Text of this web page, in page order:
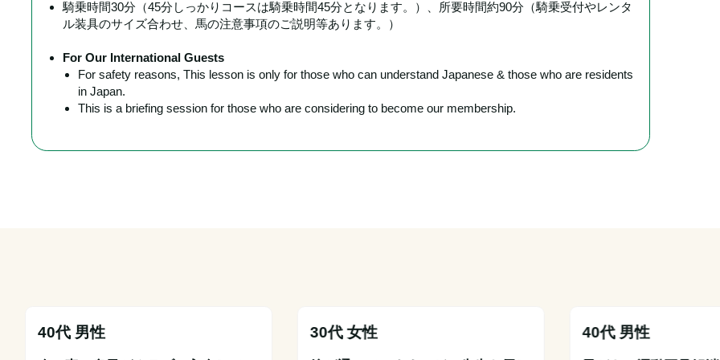
騎乗時間30分（45分しっかりコースは騎乗時間45分となります。）、所要時間約90分（騎乗受付やレンタ
ル装具のサイズ合わせ、馬の注意事項のご説明等あります。）
For Our International Guests
For safety reasons, This lesson is only for those who can understand Japanese & those who are residents
in Japan.
This is a briefing session for those who are considering to become our membership.
40代 男性 30代 女性 40代 男性